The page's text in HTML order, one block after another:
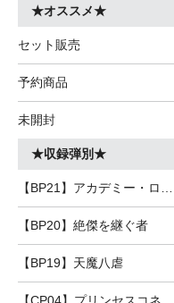
★オススメ★
セット販売
予約商品
未開封
★収録弾別★
【BP20】絶傑を継ぐ者
【BP19】天魔八虐